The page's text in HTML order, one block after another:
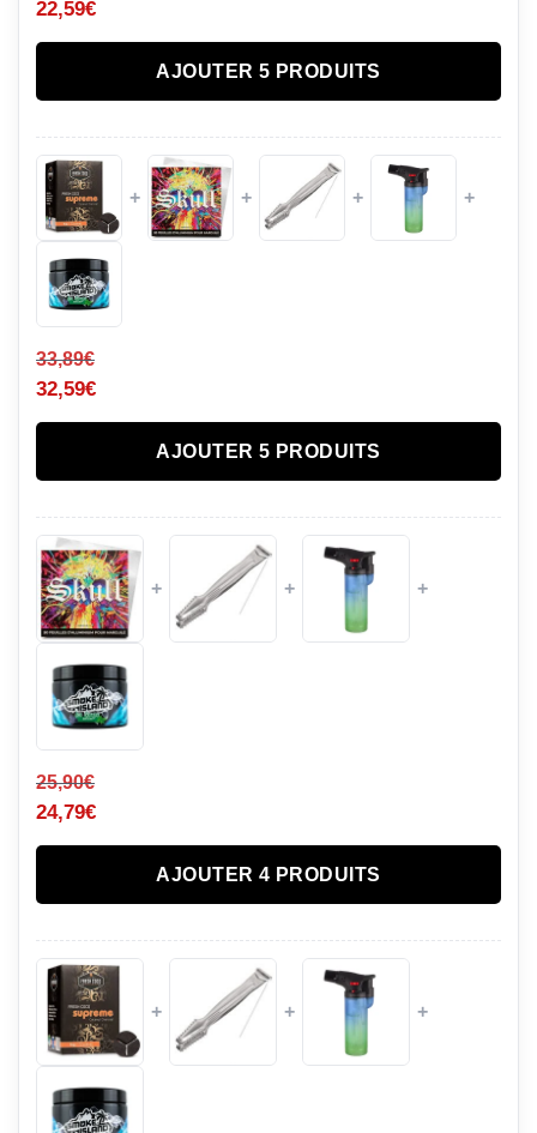
22,59€
AJOUTER 5 PRODUITS
+ + + +
33,89€
32,59€
AJOUTER 5 PRODUITS
+ + +
25,90€
24,79€
AJOUTER 4 PRODUITS
+ + +